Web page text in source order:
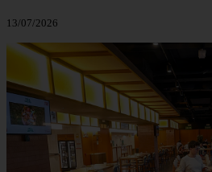
13/07/2026